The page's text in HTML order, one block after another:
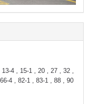
4 , 15-1 , 20 , 27 , 32 ,
4 , 82-1 , 83-1 , 88 , 90